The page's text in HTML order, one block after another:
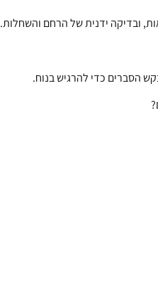
ובדיקה ידנית של הרחם והשחלות.
הסברים כדי להרגיש בנוח.